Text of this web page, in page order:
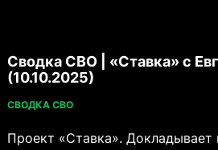
Сводка СВО | «Ставка» с
(10.10.2025)
СВОДКА СВО
Проект «Ставка». Докладывает